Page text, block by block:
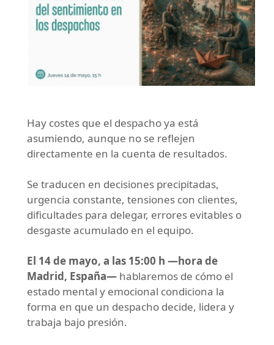
Hay costes que el despacho ya está
asumiendo, aunque no se reflejen
directamente en la cuenta de resultados.
Se traducen en decisiones precipitadas,
urgencia constante, tensiones con clientes,
dificultades para delegar, errores evitables o
desgaste acumulado en el equipo.
El 14 de mayo, a las 15:00 h —hora de
Madrid, España— hablaremos de cómo el
estado mental y emocional condiciona la
forma en que un despacho decide, lidera y
trabaja bajo presión.